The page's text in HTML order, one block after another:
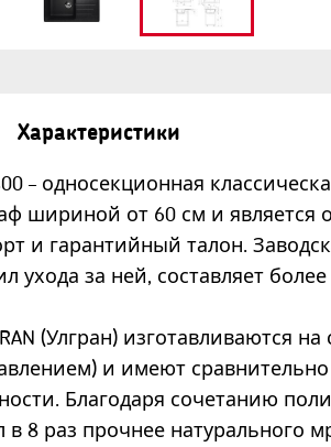
Характеристики
– односекционная
шириной от 60 см и является
и гарантийный талон.
ухода за ней, составляет более
(Улгран) изготавливаются
и имеют
Благодаря сочетанию
в 8 раз прочнее натурального